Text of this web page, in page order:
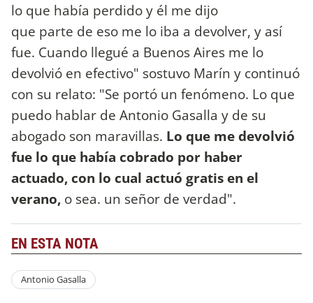
lo que había perdido y él me dijo
que parte de eso me lo iba a devolver, y así
fue. Cuando llegué a Buenos Aires me lo
devolvió en efectivo" sostuvo Marín y continuó
con su relato: "Se portó un fenómeno. Lo que
puedo hablar de Antonio Gasalla y de su
abogado son maravillas. Lo que me devolvió
fue lo que había cobrado por haber
actuado, con lo cual actuó gratis en el
verano, o sea. un señor de verdad".
EN ESTA NOTA
Antonio Gasalla